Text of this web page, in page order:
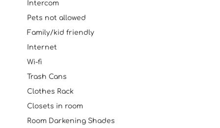
Intercom
Pets not allowed
Family/kid friendly
Internet
Wi-fi
Trash Cans
Clothes Rack
Closets in room
Room Darkening Shades